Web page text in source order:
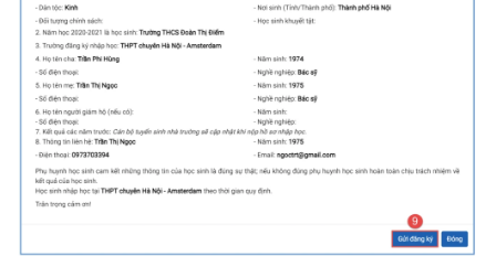
FRANÇAIS
РУССКИЙ
ESPAÑOL
한국어